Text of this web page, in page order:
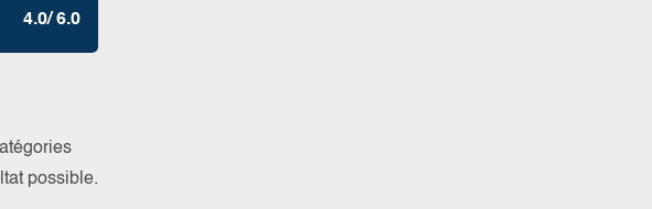
4.0/ 6.0
possible.